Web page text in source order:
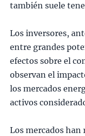
también suele
Los inversores,
entre grandes
efectos sobre el
observan el
los mercados
activos
Los mercados han